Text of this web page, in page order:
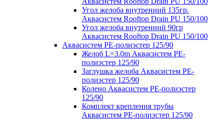
Угол желоба внутренний 135гр.
Аквасистем Rooftop Drain PU 150/100
Угол желоба внутренний 90гр
Аквасистем Rooftop Drain PU 150/100
Аквасистем PE-полиэстер 125/90
Желоб L=3.0m Аквасистем PE-
полиэстер 125/90
Заглушка желоба Аквасистем PE-
полиэстер 125/90
Колено Аквасистем PE-полиэстер
125/90
Комплект крепления трубы
Аквасистем PE-полиэстер 125/90